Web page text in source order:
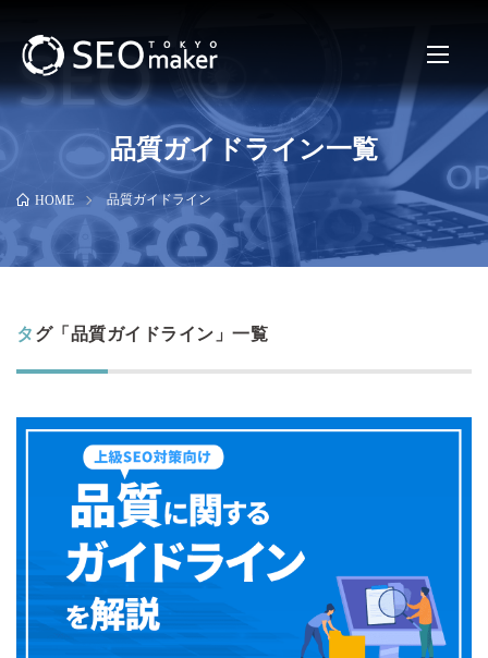
品質ガイドライン一覧
HOME 品質ガイドライン
タグ「品質ガイドライン」一覧